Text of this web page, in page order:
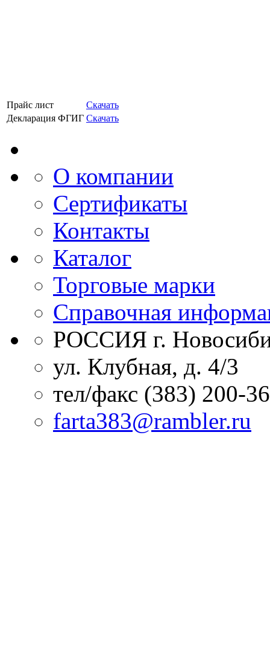
Прайс лист
Скачать
Декларация ФГИГ Скачать
О компании
Сертификаты
Контакты
Каталог
Торговые марки
Справочная
РОССИЯ г.
ул. Клубная, д. 4/3
тел/факс (383) 200-
farta383@rambler.ru